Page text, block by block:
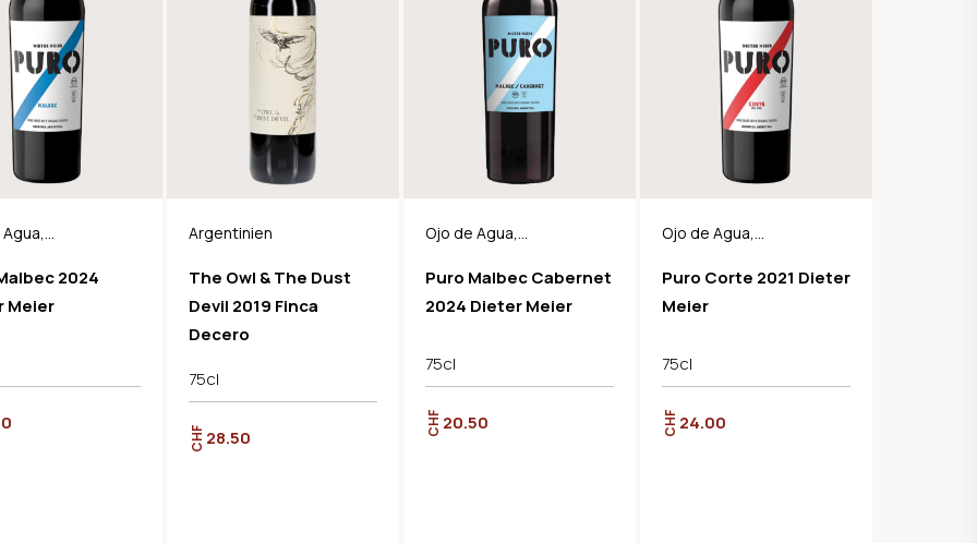
2024
Meier
Argentinien
The Owl & The Dust
Devil 2019 Finca
Decero
75cl
CHF 28.50
Ojo de Agua,
Puro Malbec Cabernet
2024 Dieter Meier
75cl
CHF 20.50
Ojo de Agua,
Puro Corte 2021 Dieter
Meier
75cl
CHF 24.00